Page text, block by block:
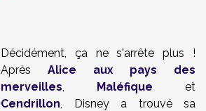
Décidément, ça ne s'arrête plus !
Après Alice aux pays des
merveilles, Maléfique et
Cendrillon, Disney a trouvé sa